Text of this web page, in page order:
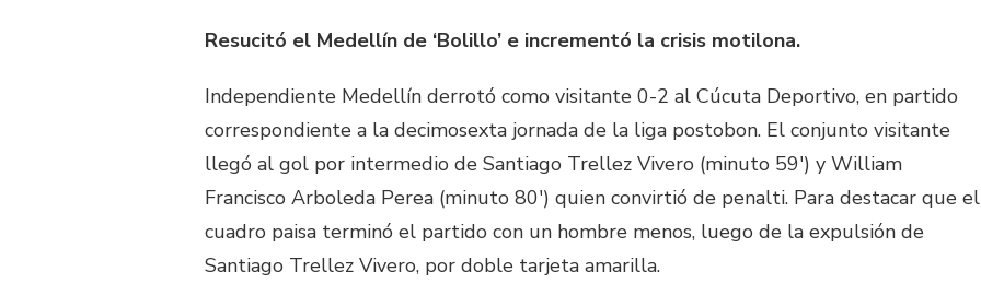
Resucitó el Medellín de ‘Bolillo’ e incrementó la crisis motilona.
Independiente Medellín derrotó como visitante 0-2 al Cúcuta Deportivo, en partido
correspondiente a la decimosexta jornada de la liga postobon. El conjunto visitante
llegó al gol por intermedio de Santiago Trellez Vivero (minuto 59′) y William
Francisco Arboleda Perea (minuto 80′) quien convirtió de penalti. Para destacar que el
cuadro paisa terminó el partido con un hombre menos, luego de la expulsión de
Santiago Trellez Vivero, por doble tarjeta amarilla.